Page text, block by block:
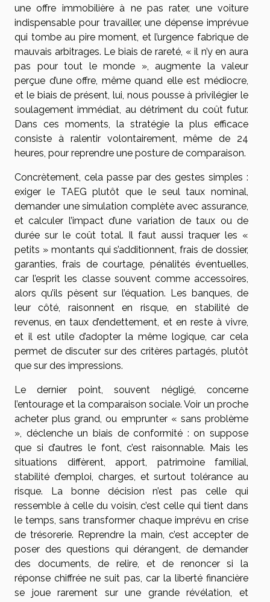
une offre immobilière à ne pas rater, une voiture
indispensable pour travailler, une dépense imprévue
qui tombe au pire moment, et l’urgence fabrique de
mauvais arbitrages. Le biais de rareté, « il n’y en aura
pas pour tout le monde », augmente la valeur
perçue d’une offre, même quand elle est médiocre,
et le biais de présent, lui, nous pousse à privilégier le
soulagement immédiat, au détriment du coût futur.
Dans ces moments, la stratégie la plus efficace
consiste à ralentir volontairement, même de 24
heures, pour reprendre une posture de comparaison.
Concrètement, cela passe par des gestes simples :
exiger le TAEG plutôt que le seul taux nominal,
demander une simulation complète avec assurance,
et calculer l’impact d’une variation de taux ou de
durée sur le coût total. Il faut aussi traquer les «
petits » montants qui s’additionnent, frais de dossier,
garanties, frais de courtage, pénalités éventuelles,
car l’esprit les classe souvent comme accessoires,
alors qu’ils pèsent sur l’équation. Les banques, de
leur côté, raisonnent en risque, en stabilité de
revenus, en taux d’endettement, et en reste à vivre,
et il est utile d’adopter la même logique, car cela
permet de discuter sur des critères partagés, plutôt
que sur des impressions.
Le dernier point, souvent négligé, concerne
l’entourage et la comparaison sociale. Voir un proche
acheter plus grand, ou emprunter « sans problème
», déclenche un biais de conformité : on suppose
que si d’autres le font, c’est raisonnable. Mais les
situations diffèrent, apport, patrimoine familial,
stabilité d’emploi, charges, et surtout tolérance au
risque. La bonne décision n’est pas celle qui
ressemble à celle du voisin, c’est celle qui tient dans
le temps, sans transformer chaque imprévu en crise
de trésorerie. Reprendre la main, c’est accepter de
poser des questions qui dérangent, de demander
des documents, de relire, et de renoncer si la
réponse chiffrée ne suit pas, car la liberté financière
se joue rarement sur une grande révélation, et